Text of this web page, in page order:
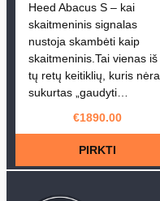
Heed Abacus S – kai
skaitmeninis signalas
nustoja skambėti kaip
skaitmeninis.Tai vienas iš
tų retų keitiklių, kuris nėra
sukurtas „gaudyti…
€1890.00
PIRKTI